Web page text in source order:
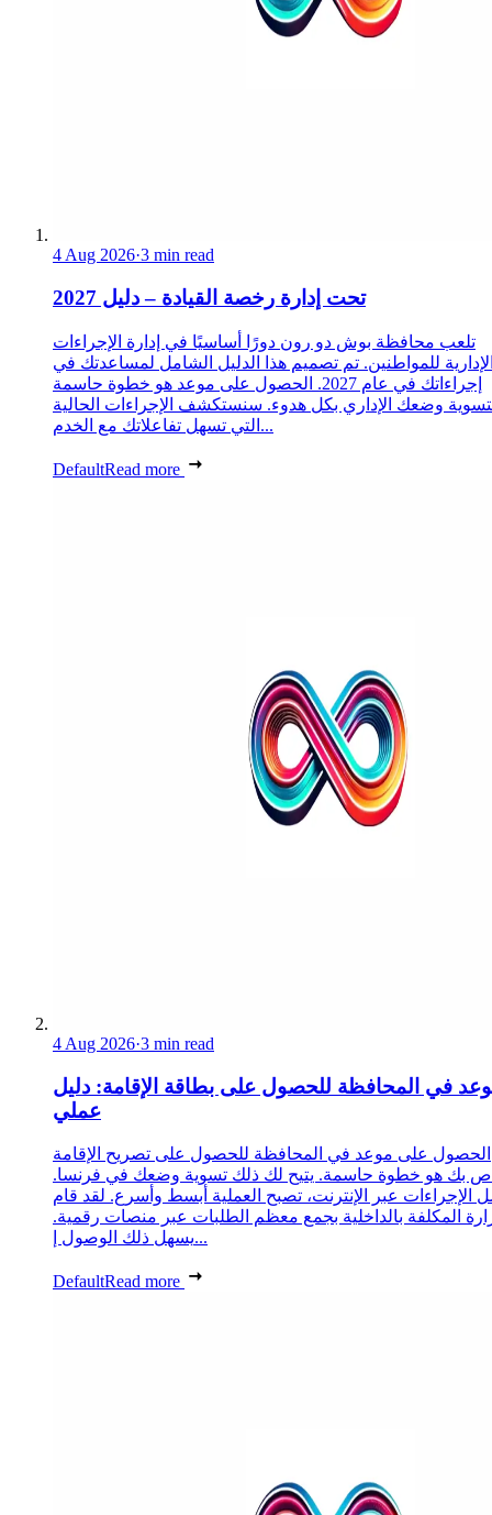
4 Aug 2026·3 min read
تحت إدارة رخصة القيادة – دليل 2027
تلعب محافظة بوش دو رون دورًا أساسيًا في إدارة الإجراءات
للمواطنين. تم تصميم هذا الدليل الشامل لمساعدتك في
إجراءاتك في عام 2027. الحصول على موعد هو خطوة حاسمة
وضعك الإداري بكل هدوء. سنستكشف الإجراءات الحالية
التي تسهل تفاعلاتك مع الخدم...
DefaultRead more
4 Aug 2026·3 min read
في المحافظة للحصول على بطاقة الإقامة: دليل
عملي
الحصول على موعد في المحافظة للحصول على تصريح الإقامة
بك هو خطوة حاسمة. يتيح لك ذلك تسوية وضعك في فرنسا.
الإجراءات عبر الإنترنت، تصبح العملية أبسط وأسرع. لقد قام
المكلفة بالداخلية بجمع معظم الطلبات عبر منصات رقمية.
يسهل ذلك الوصول إ...
DefaultRead more